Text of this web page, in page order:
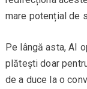
mare potențial de
Pe lângă asta, AI
plătești doar
de a duce la o